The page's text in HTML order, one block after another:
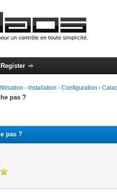
Register
- Installation - Configuration ›
pas ?
pas ?